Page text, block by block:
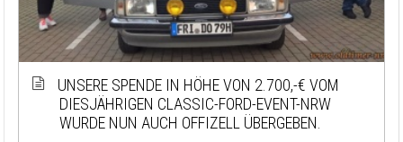
UNSERE SPENDE IN HÖHE VON 2.700,-€ VOM
DIESJÄHRIGEN CLASSIC-FORD-EVENT-NRW
WURDE NUN AUCH OFFIZELL ÜBERGEBEN.